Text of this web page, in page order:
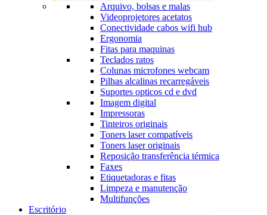
Arquivo, bolsas e malas
Videoprojetores acetatos
Conectividade cabos wifi hub
Ergonomia
Fitas para maquinas
Teclados ratos
Colunas microfones webcam
Pilhas alcalinas recarregáveis
Suportes opticos cd e dvd
Imagem digital
Impressoras
Tinteiros originais
Toners laser compatíveis
Toners laser originais
Reposição transferência térmica
Faxes
Etiquetadoras e fitas
Limpeza e manutenção
Multifunções
Escritório